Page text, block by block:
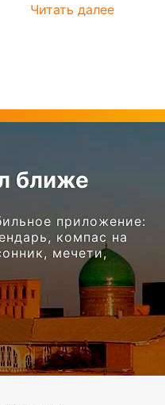
Читать далее
ближе
приложение:
компас на
мечети,